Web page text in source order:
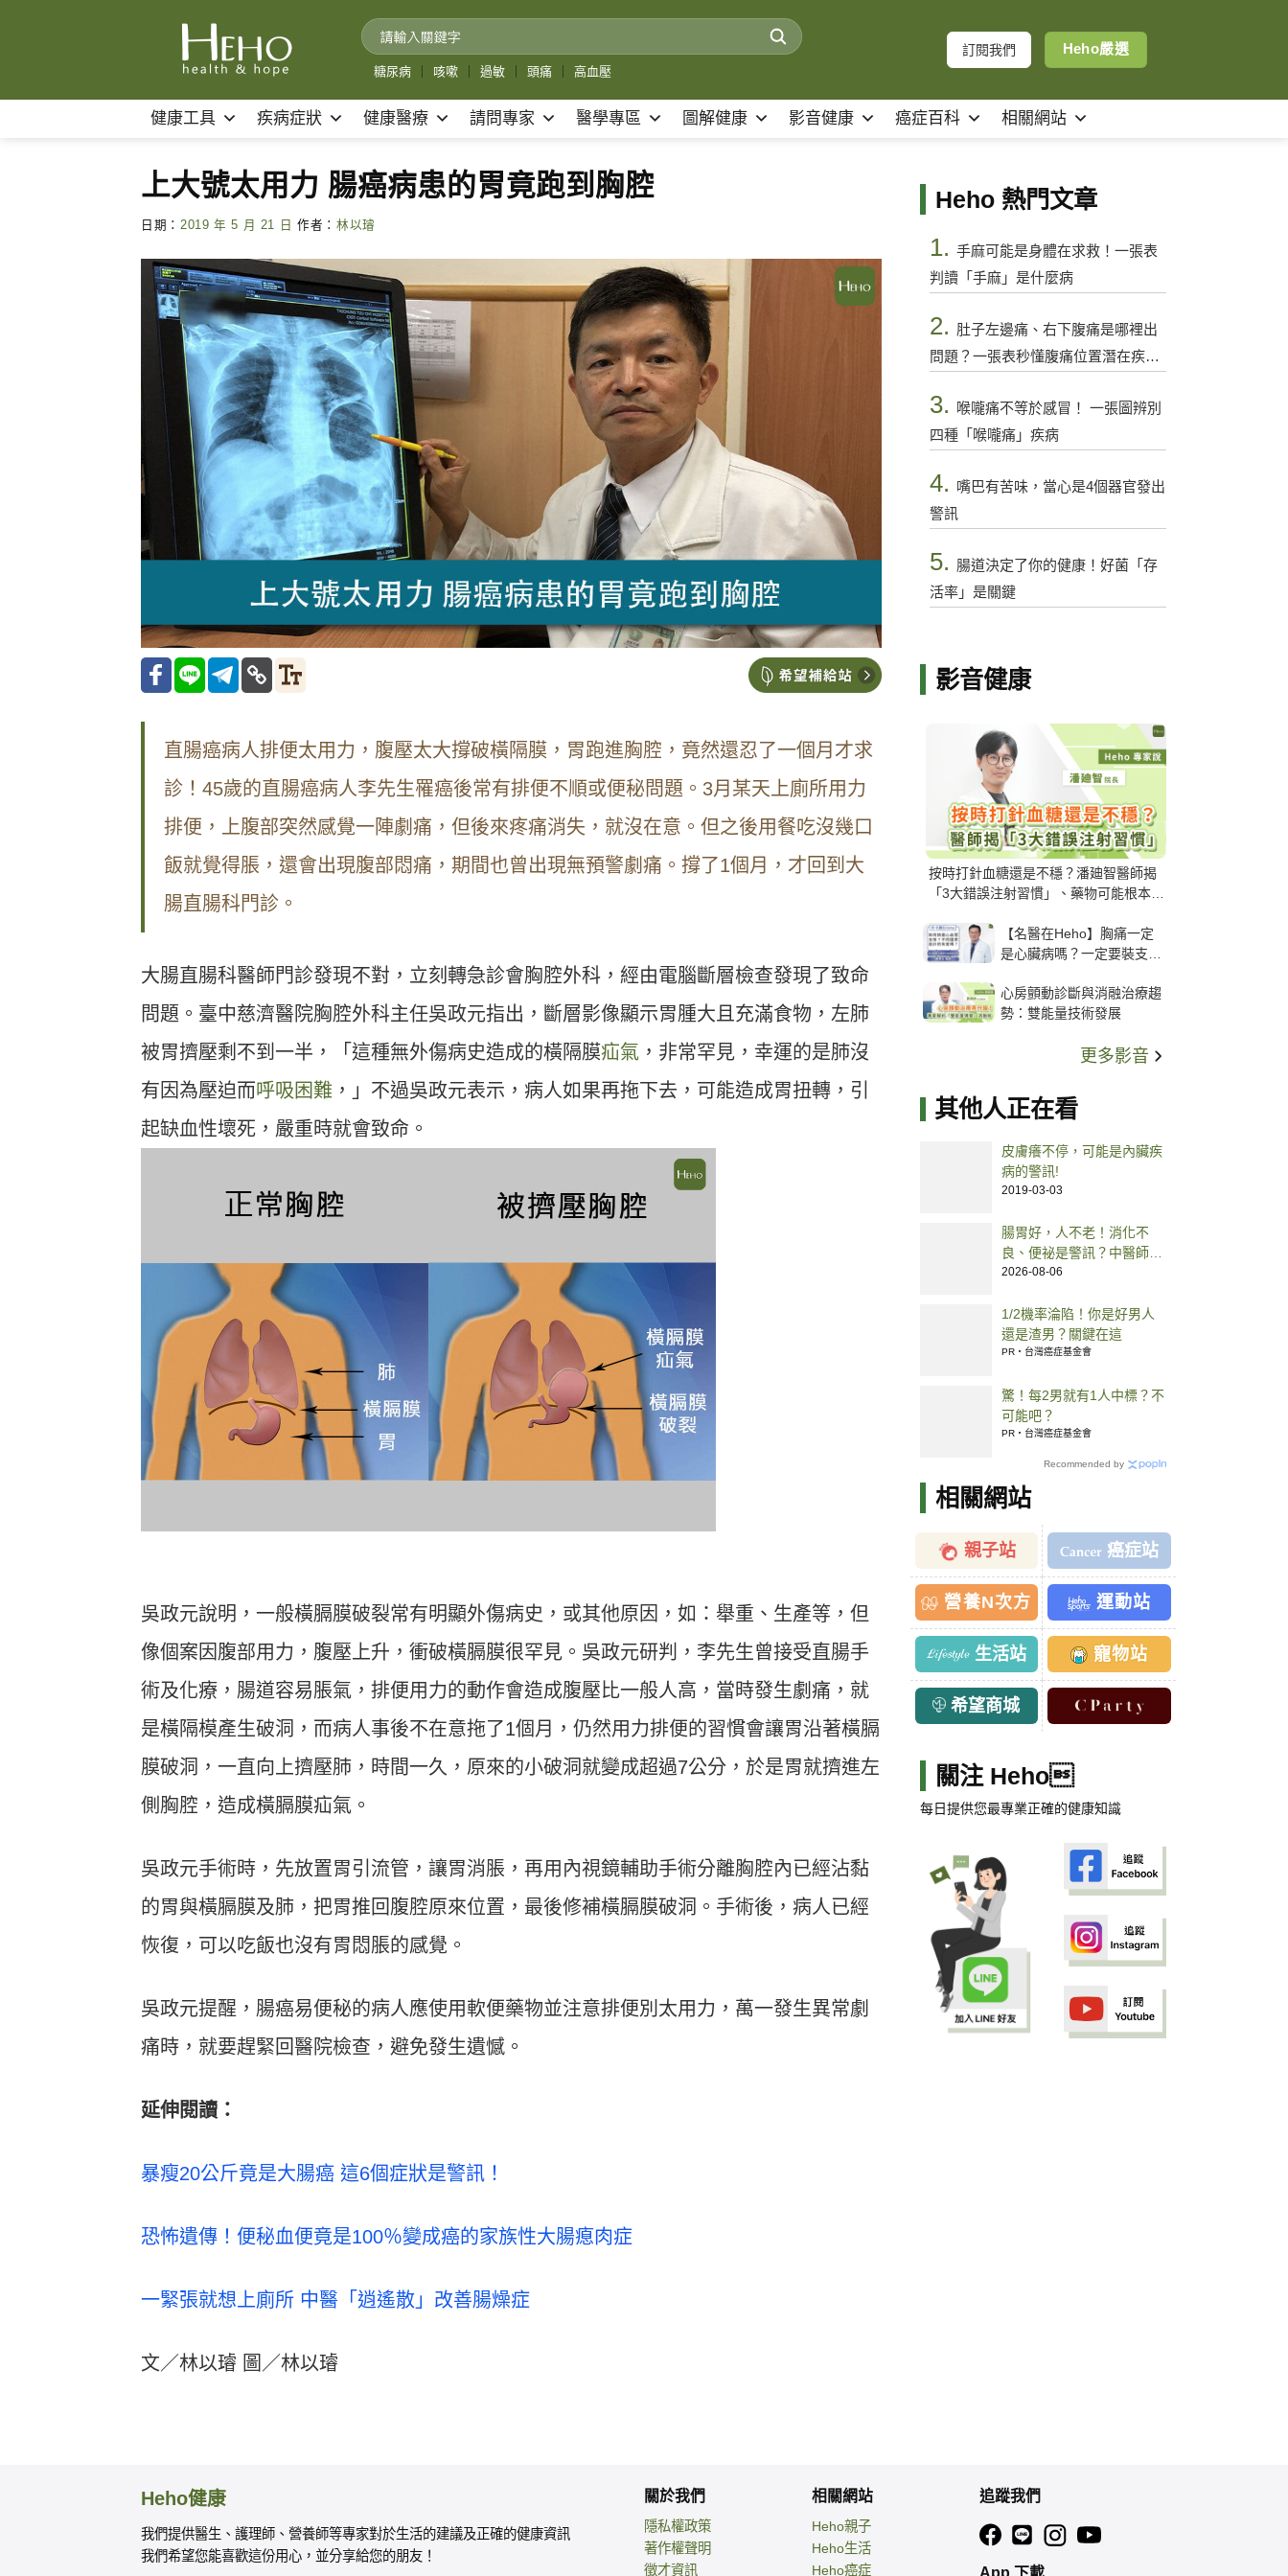
糖尿病 咳嗽 過敏 頭痛 高血壓
訂閱我們 Heho嚴選
健康工具 疾病症狀 健康醫療 請問專家 醫學專區 圖解健康 影音健康 癌症百科 相關網站
上大號太用力 腸癌病患的胃竟跑到胸腔
日期： 2019 年 5 月 21 日 作者： 林以璿
直腸癌病人排便太用力，腹壓太大撐破橫隔膜，胃跑進胸腔，竟然還忍了一個月才求
診！45歲的直腸癌病人李先生罹癌後常有排便不順或便秘問題。3月某天上廁所用力
排便，上腹部突然感覺一陣劇痛，但後來疼痛消失，就沒在意。但之後用餐吃沒幾口
飯就覺得脹，還會出現腹部悶痛，期間也曾出現無預警劇痛。撐了1個月，才回到大
腸直腸科門診。
大腸直腸科醫師門診發現不對，立刻轉急診會胸腔外科，經由電腦斷層檢查發現了致命
問題。臺中慈濟醫院胸腔外科主任吳政元指出 ，斷層影像顯示胃腫大且充滿食物，左肺
被胃擠壓剩不到一半，「這種無外傷病史造成的橫隔膜疝氣 ，非常罕見， 幸運的是肺沒
有因為壓迫而呼吸困難 ，」不過吳政元表示，病人如果再拖下去，可能造成胃扭轉，引
起缺血性壞死，嚴重時就會致命。
吳政元說明，一般橫膈膜破裂常有明顯外傷病史，或其他原因，如：舉重、生產等，但
像個案因腹部用力，腹壓上升，衝破橫膈膜很罕見。吳政元研判，李先生曾接受直腸手
術及化療，腸道容易脹氣，排便用力的動作會造成腹壓比一般人高，當時發生劇痛，就
是橫隔模產生破洞，而病人事後不在意拖了1個月，仍然用力排便的習慣會讓胃沿著橫膈
膜破洞，一直向上擠壓肺，時間一久，原來的小破洞就變成超過7公分，於是胃就擠進左
側胸腔，造成橫膈膜疝氣。
吳政元手術時，先放置胃引流管，讓胃消脹，再用內視鏡輔助手術分離胸腔內已經沾黏
的胃與橫膈膜及肺，把胃推回腹腔原來位置，最後修補橫膈膜破洞。手術後，病人已經
恢復，可以吃飯也沒有胃悶脹的感覺。
吳政元提醒，腸癌易便秘的病人應使用軟便藥物並注意排便別太用力，萬一發生異常劇
痛時，就要趕緊回醫院檢查，避免發生遺憾。
延伸閱讀：
暴瘦20公斤竟是大腸癌 這6個症狀是警訊！
恐怖遺傳！便秘血便竟是100％變成癌的家族性大腸瘜肉症
一緊張就想上廁所 中醫「逍遙散」改善腸燥症
文／林以璿 圖／林以璿
Heho 熱門文章
1. 手麻可能是身體在求救！一張表
判讀「手麻」是什麼病
2. 肚子左邊痛、右下腹痛是哪裡出
問題？一張表秒懂腹痛位置潛在疾病
3.
喉嚨痛不等於感冒！ 一張圖辨別
四種「喉嚨痛」疾病
4. 嘴巴有苦味，當心是4個器官發出
警訊
5. 腸道決定了你的健康！好菌「存
活率」是關鍵
影音健康
按時打針血糖還是不穩？潘廸智醫師揭
「3大錯誤注射習慣」、藥物可能根本沒
【名醫在Heho】胸痛一定
是心臟病嗎？一定要裝支
解析支架種類、風險與選擇
關鍵
心房顫動診斷與消融治療趨
勢：雙能量技術發展
更多影音
其他人正在看
皮膚癢不停，可能是內臟疾
病的警訊!
2019-03-03
腸胃好，人不老！消化不
良、便祕是警訊？中醫師提
點老人腸胃養護之道
2026-08-06
1/2機率淪陷！你是好男人
還是渣男？關鍵在這
PR・台灣癌症基金會
驚！每2男就有1人中標？不
可能吧？
PR・台灣癌症基金會
Recommended by
相關網站
親子站 癌症站
營養N次方 運動站
生活站 寵物站
希望商城
關注 Heho
每日提供您最專業正確的健康知識
Heho健康
我們提供醫生、護理師、營養師等專家對於生活的建議及正確的健康資訊
我們希望您能喜歡這份用心，並分享給您的朋友！
關於我們
隱私權政策
著作權聲明
徵才資訊
相關網站
Heho親子
Heho生活
Heho癌症
追蹤我們
App 下載